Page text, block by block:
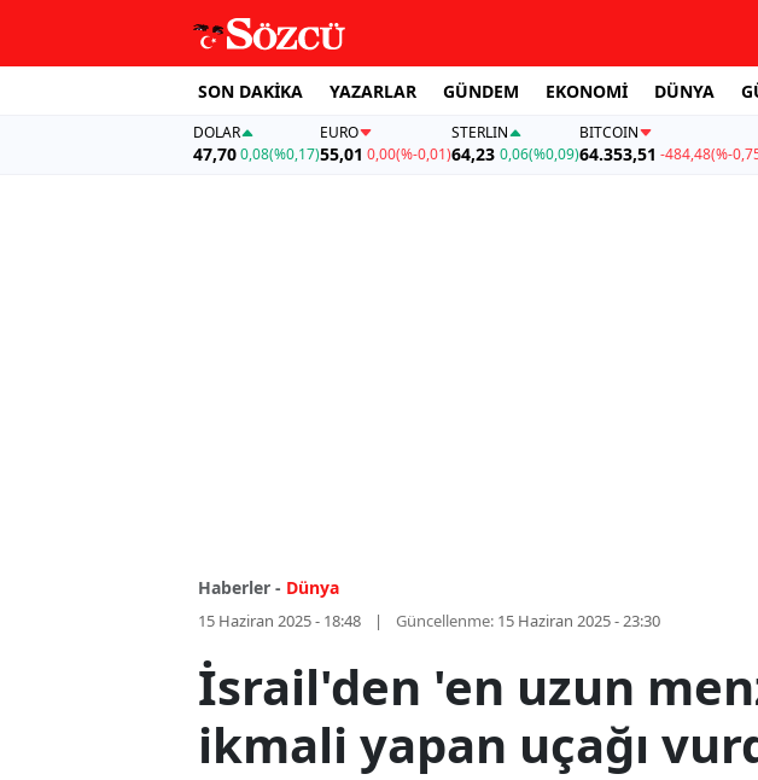
SON DAKİKA YAZARLAR GÜNDEM EKONOMİ DÜNYA
DOLAR
47,700,08(%0,17)
EURO
55,01 0,00(%-0,01)
STERLIN
64,23 0,06(%0,09)
BITCOIN
64.353,51 -484,48(%-
Haberler - Dünya
15 Haziran 2025 - 18:48 Güncellenme: 15 Haziran 2025 - 23:30
İsrail'den 'en uzun
ikmali yapan uçağı